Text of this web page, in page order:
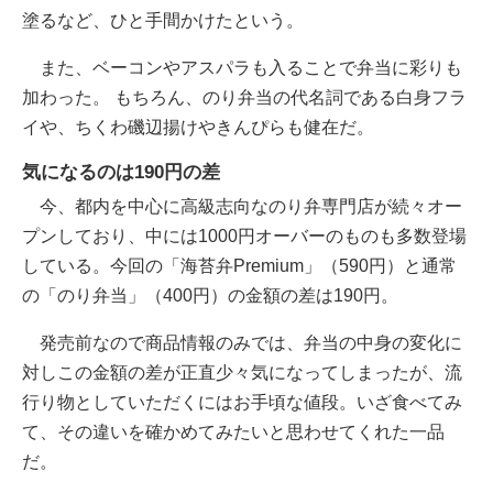
塗るなど、ひと手間かけたという。
また、ベーコンやアスパラも入ることで弁当に彩りも
加わった。 もちろん、のり弁当の代名詞である白身フラ
イや、ちくわ磯辺揚けやきんぴらも健在だ。
気になるのは190円の差
今、都内を中心に高級志向なのり弁専門店が続々オー
プンしており、中には1000円オーバーのものも多数登場
している。今回の「海苔弁Premium」（590円）と通常
の「のり弁当」（400円）の金額の差は190円。
発売前なので商品情報のみでは、弁当の中身の変化に
対しこの金額の差が正直少々気になってしまったが、流
行り物としていただくにはお手頃な値段。いざ食べてみ
て、その違いを確かめてみたいと思わせてくれた一品
だ。